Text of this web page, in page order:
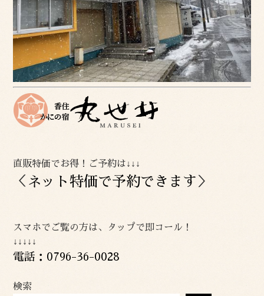
直販特価でお得！ご予約は↓↓↓
＜ ネット特価で予約できます ＞
スマホでご覧の方は、タップで即コール！
↓↓↓↓↓
電話：0796-36-0028
検索